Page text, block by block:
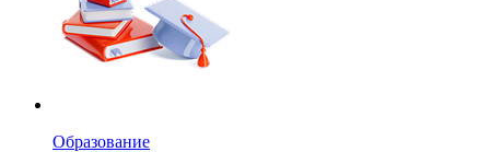
Образование